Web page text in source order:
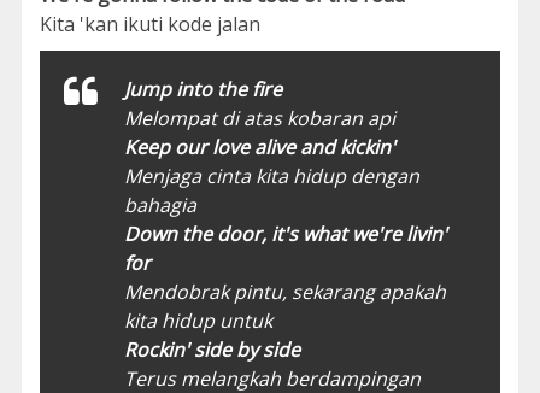
Kita 'kan ikuti kode jalan
Jump into the fire
Melompat di atas kobaran api
Keep our love alive and kickin'
Menjaga cinta kita hidup dengan
bahagia
Down the door, it's what we're livin'
for
Mendobrak pintu, sekarang apakah
kita hidup untuk
Rockin' side by side
Terus melangkah berdampingan